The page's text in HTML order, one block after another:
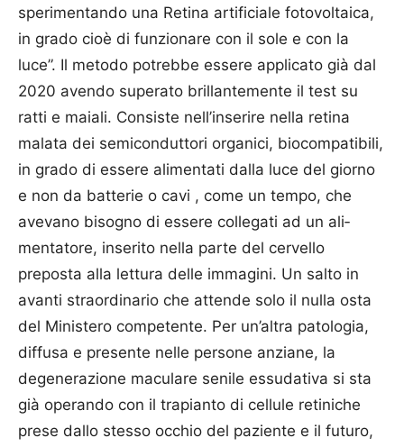
sperimentando una Retina artificiale fotovoltaica,
in grado cioè di funzionare con il sole e con la
luce”. Il metodo potrebbe essere applicato già dal
2020 avendo superato brillantemente il test su
ratti e maiali. Consiste nell’inserire nella retina
malata dei semiconduttori organici, biocompatibili,
in grado di essere alimentati dalla luce del giorno
e non da batterie o cavi , come un tempo, che
avevano bisogno di essere collegati ad un ali­
mentatore, inserito nella parte del cervello
preposta alla lettura delle immagini. Un salto in
avanti straordinario che attende solo il nulla osta
del Ministero competente. Per un’altra patologia,
diffusa e presente nelle persone anziane, la
degenerazione maculare senile essudativa si sta
già operando con il trapianto di cellule retiniche
prese dallo stesso occhio del paziente e il futuro,